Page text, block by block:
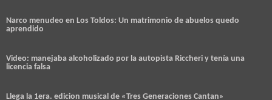
Narco menudeo en Los Toldos: Un matrimonio de abuelos quedo
aprendido
Video: manejaba alcoholizado por la autopista Riccheri y tenía una
licencia falsa
Llega la 1era. edicion musical de «Tres Generaciones Cantan»